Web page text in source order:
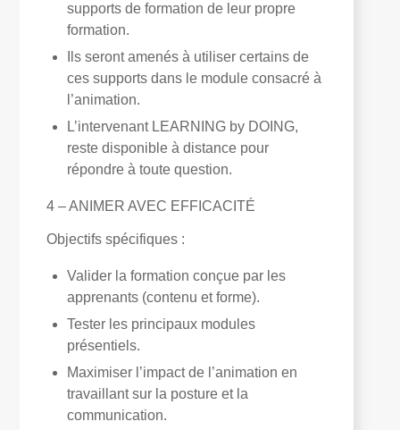
supports de formation de leur propre
formation.
Ils seront amenés à utiliser certains de
ces supports dans le module consacré à
l’animation.
L’intervenant LEARNING by DOING,
reste disponible à distance pour
répondre à toute question.
4 – ANIMER AVEC EFFICACITÉ
Objectifs spécifiques :
Valider la formation conçue par les
apprenants (contenu et forme).
Tester les principaux modules
présentiels.
Maximiser l’impact de l’animation en
travaillant sur la posture et la
communication.